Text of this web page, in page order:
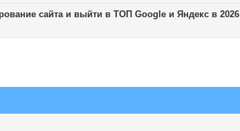
сайта и выйти в ТОП Google и Яндекс в 2026